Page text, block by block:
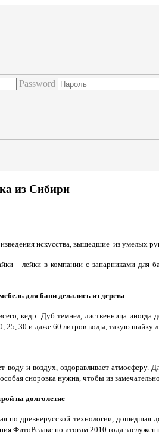
Password
из Сибири
искусства, вышедшие из умелых
- лейки в компании с запарниками
для бани делались из дерева
кедр. Дуб темнел, лиственница
25, 30 и даже 60 литров воды, такую шайку
воду и воздух, оздоравливает
сноровка нужна, чтобы из
на долголетие
по древнерусской технологии,
ФитоРелакс по итогам 2010 года